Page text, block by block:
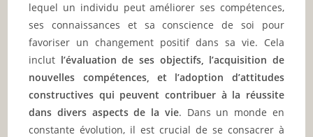
lequel un individu peut améliorer ses compétences,
ses connaissances et sa conscience de soi pour
favoriser un changement positif dans sa vie. Cela
inclut l’évaluation de ses objectifs, l’acquisition de
nouvelles compétences, et l’adoption d’attitudes
constructives qui peuvent contribuer à la réussite
dans divers aspects de la vie. Dans un monde en
constante évolution, il est crucial de se consacrer à